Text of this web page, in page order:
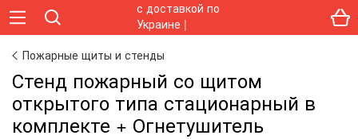
Пожарные щиты и стенды
Стенд пожарный со щитом
открытого типа стационарный в
комплекте + Огнетушитель